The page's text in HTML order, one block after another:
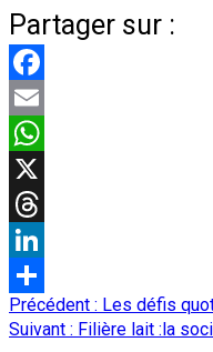
Partager sur :
Facebook
Email
WhatsApp
X
Threads
LinkedIn
Partager
Navigation
d’article
Précédent : Les défis
Suivant : Filière lait :la